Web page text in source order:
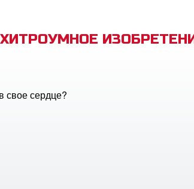
ХИТРОУМНОЕ
свое сердце?